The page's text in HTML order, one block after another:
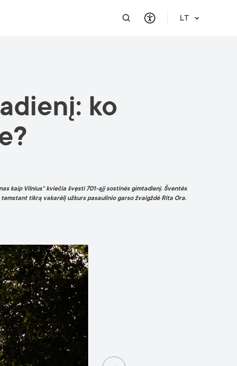
Atvykimo gidas
Meet a Local
Susisiekite
Renginiai
Karjera
Lietuvių kalbos reikalavimai
Apie mus
Finansinė pagalba
LT
ko
kaip Vilnius“ kviečia švęsti 701-ąjį sostinės gimtadienį. Šventės
tikrą vakarėlį užkurs pasaulinio garso žvaigždė Rita Ora.